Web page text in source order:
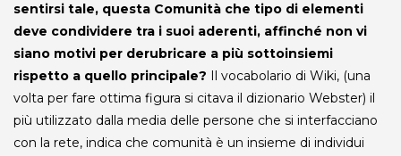
sentirsi tale, questa Comunità che tipo di elementi
deve condividere tra i suoi aderenti, affinché non vi
siano motivi per derubricare a più sottoinsiemi
rispetto a quello principale? Il vocabolario di Wiki, (una
volta per fare ottima figura si citava il dizionario Webster) il
più utilizzato dalla media delle persone che si interfacciano
con la rete, indica che comunità è un insieme di individui